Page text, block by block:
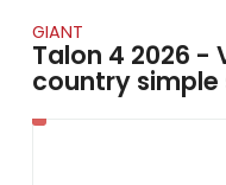
de
recherche
sélectionné.
Les
GIANT
Talon 4 2026 -
country simple